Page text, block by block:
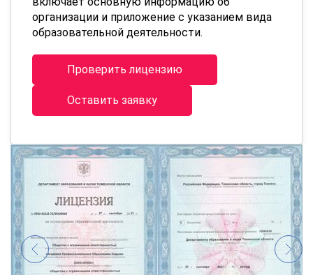
организации и приложение с указанием вида
образовательной деятельности.
Проверить лицензию
Оставить заявку